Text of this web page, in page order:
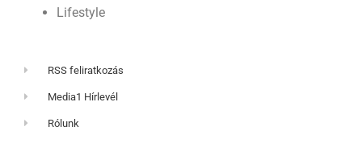
Lifestyle
RSS feliratkozás
Media1 Hírlevél
Rólunk